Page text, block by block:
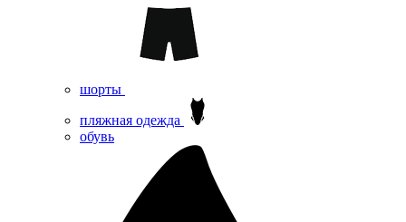
шорты
пляжная одежда
oбувь